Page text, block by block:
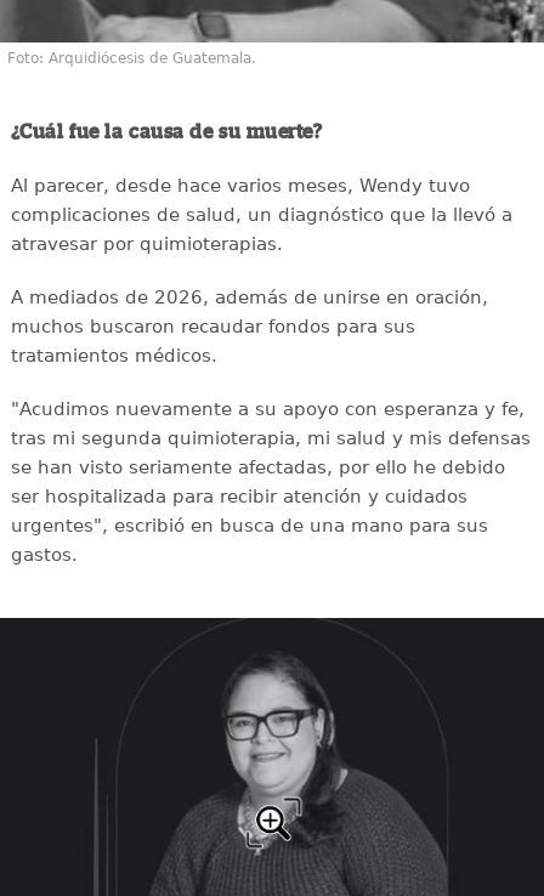
Foto: Arquidiócesis de Guatemala.
¿Cuál fue la causa de su muerte?
Al parecer, desde hace varios meses, Wendy tuvo
complicaciones de salud, un diagnóstico que la llevó a
atravesar por quimioterapias.
A mediados de 2026, además de unirse en oración,
muchos buscaron recaudar fondos para sus
tratamientos médicos.
"Acudimos nuevamente a su apoyo con esperanza y fe,
tras mi segunda quimioterapia, mi salud y mis defensas
se han visto seriamente afectadas, por ello he debido
ser hospitalizada para recibir atención y cuidados
urgentes", escribió en busca de una mano para sus
gastos.